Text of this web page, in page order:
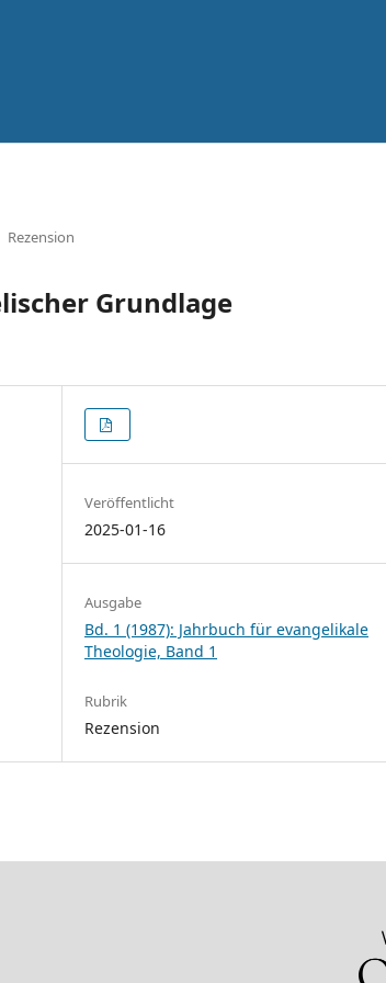
Rezension
Grundlage
Veröffentlicht
2025-01-16
Ausgabe
Bd. 1 (1987): Jahrbuch für evangelikale
Theologie, Band 1
Rubrik
Rezension